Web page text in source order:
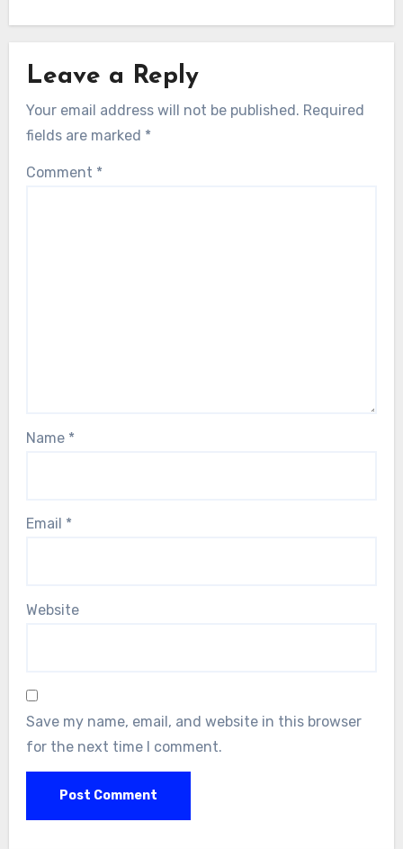
Leave a Reply
Your email address will not be published. Required
fields are marked *
Comment *
Name *
Email *
Website
Save my name, email, and website in this browser
for the next time I comment.